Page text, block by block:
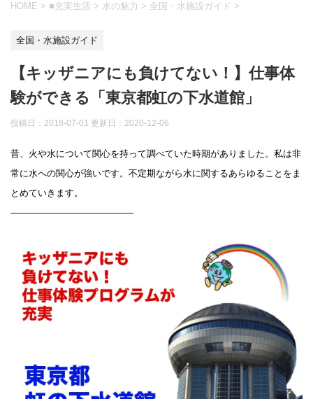
HOME > ■充実生活 > 水の魅力 > 全国・水施設ガイド >
全国・水施設ガイド
【キッザニアにも負けてない！】仕事体
験ができる「東京都虹の下水道館」
投稿日：2018-07-01 更新日： 2020-12-06
昔、火や水について関心を持って調べていた時期がありました。私は非
常に水への関心が強いです。不定期ながら水に関するあらゆることをま
とめていきます。
—————————————–